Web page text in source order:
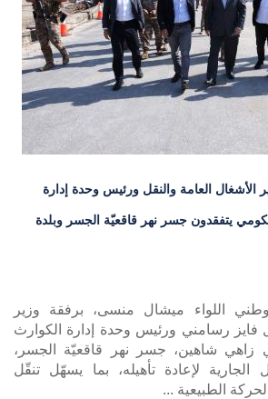
الأشغال العامة والنقل ورئيس وحدة إدارة
يتفقدون جسر نهر قاقعيّة الجسر وبلدة
اللواء ميشال منسى، برفقة وزير
فايز رسامني ورئيس وحدة إدارة الكوارث
زاهي شاهين، جسر نهر قاقعيّة الجسر،
الجارية لإعادة تأهيله، بما يسهّل تنقّل
الطبيعية ...